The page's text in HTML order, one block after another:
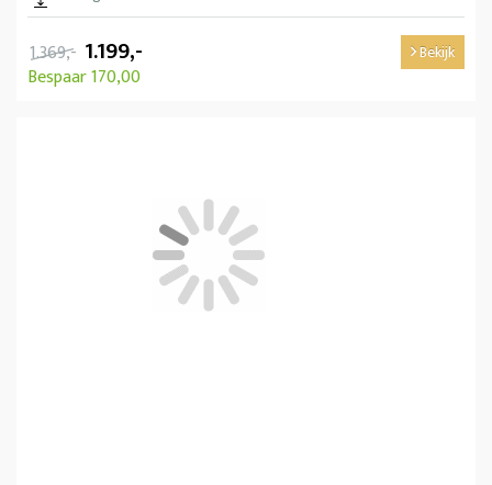
1.369,- 1.199,-
Bespaar 170,00
Bekijk